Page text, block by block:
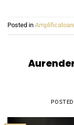
Posted in